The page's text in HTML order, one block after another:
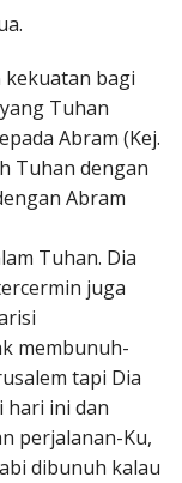
kekuatan bagi
Tuhan
Abram (Kej.
Tuhan dengan
Abram
Tuhan. Dia
juga
membunuh-
tapi Dia
hari ini dan
perjalanan-Ku,
dibunuh kalau